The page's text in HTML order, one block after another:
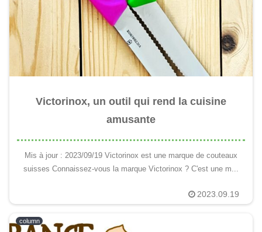
Victorinox, un outil qui rend la cuisine
amusante
Mis à jour : 2023/09/19 Victorinox est une marque de couteaux
suisses Connaissez-vous la marque Victorinox ? C'est une m...
2023.09.19
column